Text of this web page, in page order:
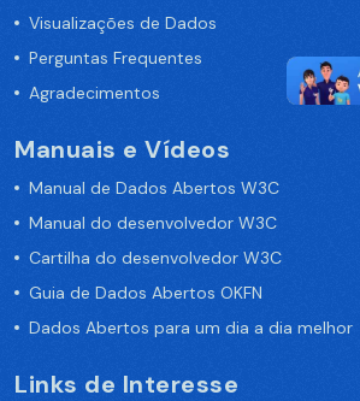
Visualizações de Dados
Perguntas Frequentes
Agradecimentos
Manuais e Vídeos
Manual de Dados Abertos W3C
Manual do desenvolvedor W3C
Cartilha do desenvolvedor W3C
Guia de Dados Abertos OKFN
Dados Abertos para um dia a dia melhor
Links de Interesse